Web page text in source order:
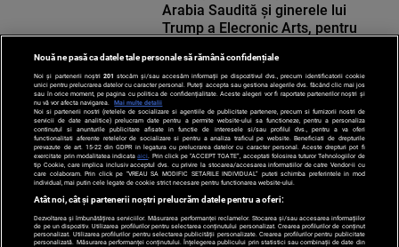
SPORT
Arabia Saudită și ginerele lui
Trump a Elecronic Arts, pentru
Nouă ne pasă ca datele tale personale să rămână confidențiale
Noi și partenerii noștri 201 stocăm și/sau accesăm informații pe dispozitivul dvs., precum identificatorii cookie
unici pentru prelucrarea datelor cu caracter personal. Puteți accepta sau gestiona alegerile dvs. făcând clic mai jos
sau în orice moment, pe pagina cu politica de confidențialitate. Aceste alegeri vor fi raportate partenerilor noștri și
nu vă vor afecta navigarea.
Mai multe detalii
Noi si partenerii nostri (retelele de socializare si agentiile de publicitate partenere, precum si furnizorii nostri de
servicii de date analitice) prelucram date pentru a permite website-ului sa functioneze, pentru a personaliza
continutul si anunturile publicitare afisate in functie de interesele si/sau profilul dvs., pentru a va oferi
functionalitati aferente retelelor de socializare si pentru a analiza traficul pe website. Beneficiati de drepturile
prevazute de art. 15-22 din GDPR in legatura cu prelucrarea datelor cu caracter personal. Aceste drepturi pot fi
exercitate prin modalitatea indicataaici . Prin click pe “ACCEPT TOATE”, acceptati folosirea tuturor Tehnologiilor de
tip Cookie, care implica inclusiv acceptul dvs. cu privire la stocarea/accesarea informatiilor de catre Vendor-ii cu
care colaboram. Prin click pe “VREAU SA MODIFIC SETARILE INDIVIDUAL” puteti schimba preferintele in mod
individual, mai putin cele legate de cookie strict necesare pentru functionarea website-ului.
Atât noi, cât și partenerii noștri prelucrăm datele pentru a oferi:
Dezvoltarea și îmbunătățirea serviciilor. Măsurarea performanței reclamelor. Stocarea și/sau accesarea informațiilor
de pe un dispozitiv. Utilizarea profilurilor pentru selectarea conținutului personalizat. Crearea profilurilor de conținut
personalizat. Utilizarea profilurilor pentru selectarea publicității personalizate. Crearea profilurilor pentru publicitate
personalizată. Măsurarea performanței conținutului. Înțelegerea publicului prin statistici sau combinații de date din